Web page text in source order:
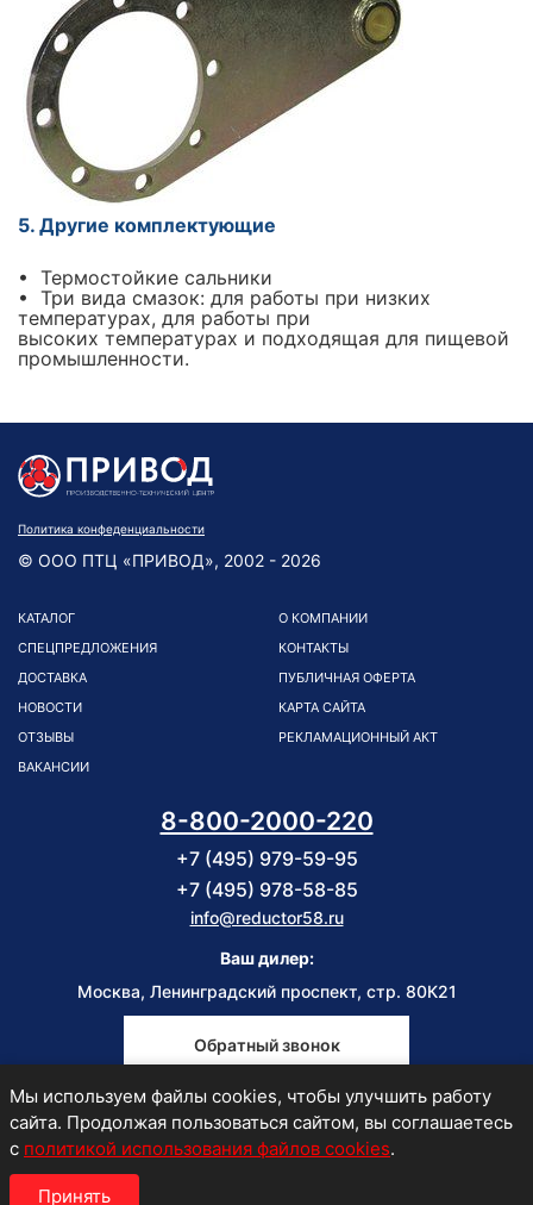
5. Другие комплектующие
• Термостойкие сальники
• Три вида смазок: для работы при низких
температурах, для работы при
высоких температурах и подходящая для пищевой
промышленности.
Политика конфеденциальности
© ООО ПТЦ «ПРИВОД», 2002 - 2026
КАТАЛОГ
СПЕЦПРЕДЛОЖЕНИЯ
ДОСТАВКА
НОВОСТИ
ОТЗЫВЫ
ВАКАНСИИ
О КОМПАНИИ
КОНТАКТЫ
ПУБЛИЧНАЯ ОФЕРТА
КАРТА САЙТА
РЕКЛАМАЦИОННЫЙ АКТ
8-800-2000-220
+7 (495) 979-59-95
+7 (495) 978-58-85
info@reductor58.ru
Ваш дилер:
Москва, Ленинградский проспект, стр. 80К21
Обратный звонок
Пн-Пт
9:00-18:00
Мы используем файлы cookies, чтобы улучшить работу
сайта. Продолжая пользоваться сайтом, вы соглашаетесь
с политикой использования файлов cookies.
Принять